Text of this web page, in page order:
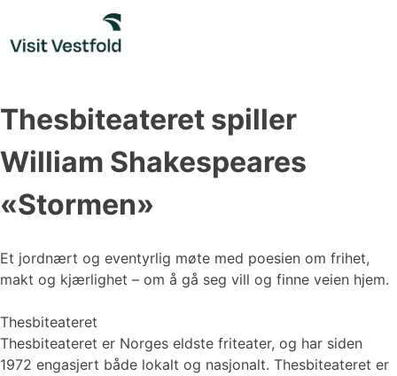
content
Thesbiteateret spiller
William Shakespeares
«Stormen»
Et jordnært og eventyrlig møte med poesien om frihet,
makt og kjærlighet – om å gå seg vill og finne veien hjem.
Thesbiteateret
Thesbiteateret er Norges eldste friteater, og har siden
1972 engasjert både lokalt og nasjonalt. Thesbiteateret er